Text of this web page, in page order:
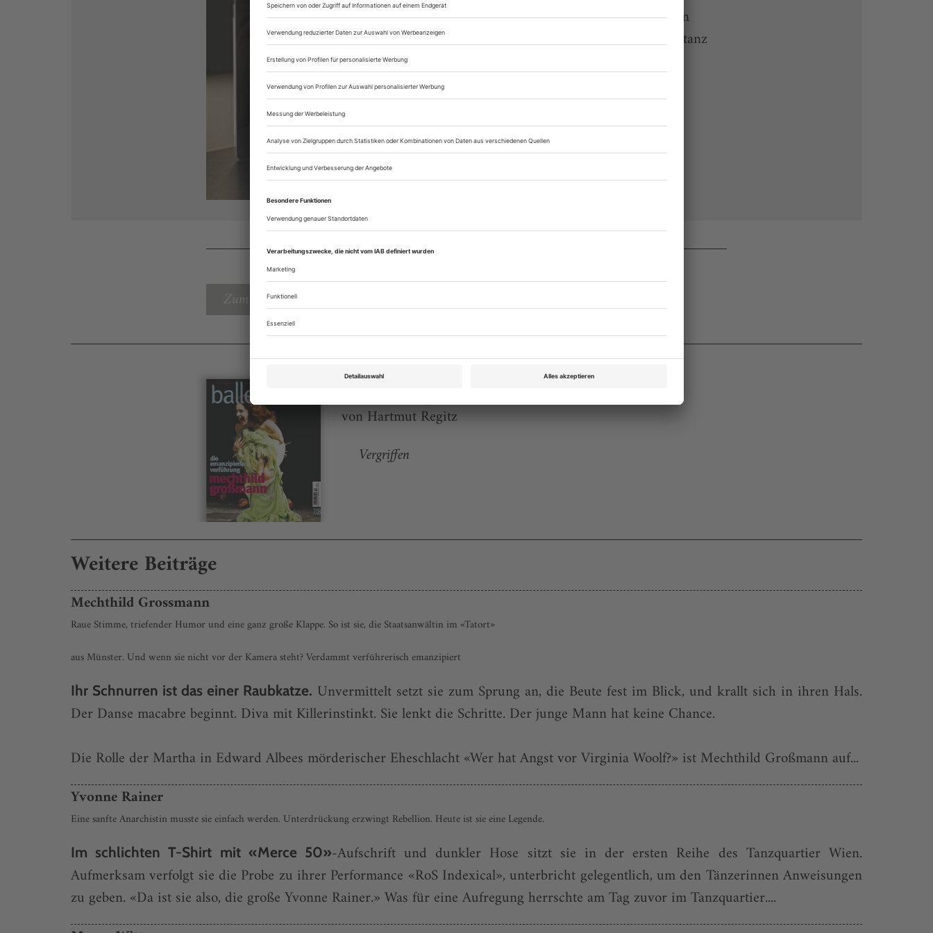
Lesegenuss auf allen Endgeräten
Zugang zum Onlinearchiv von tanz
Sie können alle Vorteile des Abos
Digital-Abo testen
Zum Inhaltsverzeichnis
Tanz Juli 2008
Rubrik: Praxis, Seite 68
von Hartmut Regitz
Vergriffen
Weitere Beiträge
Mechthild Grossmann
Raue Stimme, triefender Humor und eine ganz große Klappe. So ist sie, die Staatsanwältin im «Tatort»
aus Münster. Und wenn sie nicht vor der Kamera steht? Verdammt verführerisch emanzipiert
Ihr Schnurren ist das einer Raubkatze. Unvermittelt setzt sie zum Sprung an, die Beute fest im Blick, und krallt sich in ihren Hals.
Der Danse macabre beginnt. Diva mit Killerinstinkt. Sie lenkt die Schritte. Der junge Mann hat keine Chance.
Die Rolle der Martha in Edward Albees mörderischer Eheschlacht «Wer hat Angst vor Virginia Woolf?» ist Mechthild Großmann auf...
Yvonne Rainer
Eine sanfte Anarchistin musste sie einfach werden. Unterdrückung erzwingt Rebellion. Heute ist sie eine Legende.
Im schlichten T-Shirt mit «Merce 50»-Aufschrift und dunkler Hose sitzt sie in der ersten Reihe des Tanzquartier Wien.
Aufmerksam verfolgt sie die Probe zu ihrer Performance «RoS Indexical», unterbricht gelegentlich, um den Tänzerinnen Anweisungen
zu geben. «Da ist sie also, die große Yvonne Rainer.» Was für eine Aufregung herrschte am Tag zuvor im Tanzquartier....